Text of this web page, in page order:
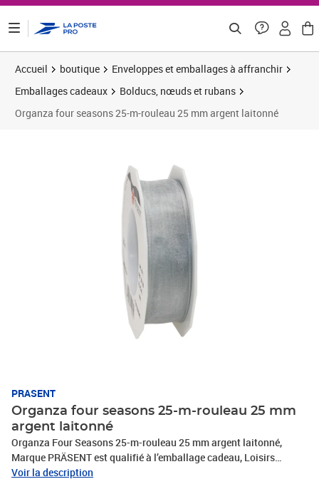
Accueil boutique
Enveloppes et emballages à affranchir
Emballages cadeaux
Bolducs, nœuds et rubans
Organza four seasons 25-m-rouleau 25 mm argent laitonné
PRASENT
Organza four seasons 25-m-rouleau 25 mm
argent laitonné
Organza Four Seasons 25-m-rouleau 25 mm argent laitonné,
Marque PRÄSENT est qualifié à l’emballage cadeau, Loisirs
Créatifs, Bricolage et tous vos projets DIY. Le ruban décoratif est
Voir la description